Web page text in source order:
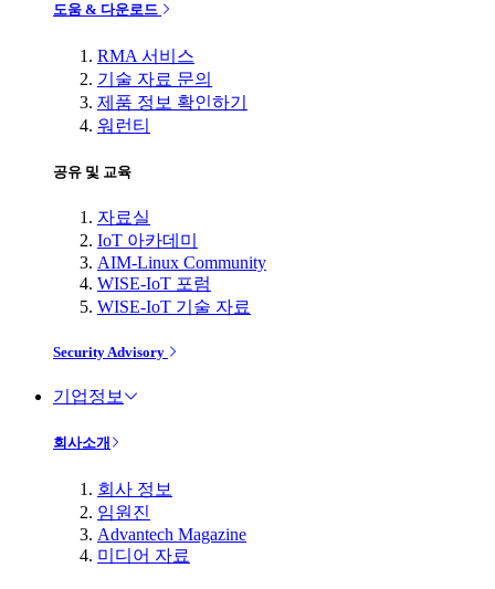
도움 & 다운로드
RMA 서비스
기술 자료 문의
제품 정보 확인하기
워런티
공유 및 교육
자료실
IoT 아카데미
AIM-Linux Community
WISE-IoT 포럼
WISE-IoT 기술 자료
Security Advisory
기업정보
회사소개
회사 정보
임원진
Advantech Magazine
미디어 자료